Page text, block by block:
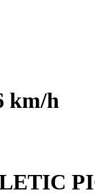
km/h